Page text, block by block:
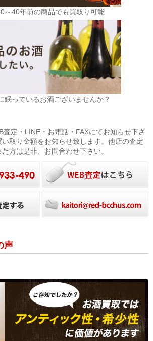
～40年前の商品でも買取り可能
眠っているお酒ございませんか？
査定・LINE・お電話・FAXにてお知らせ下さ
取り金額をお知らせ致します。他店の査定
方は是非、お問合わせ下さい。
声